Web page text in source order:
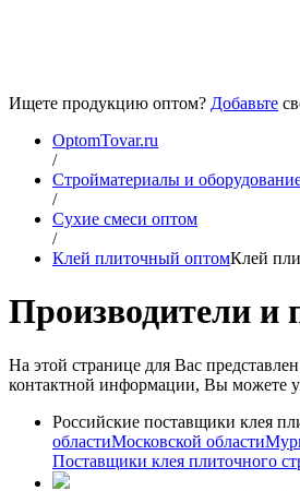
Ищете продукцию оптом? Добавьте
OptomTovar.ru
/
Стройматериалы и
/
Сухие смеси оптом
/
Клей плиточный оптомКлей
Производители и
На этой странице для Вас
контактной информации, Вы можете
Российские поставщики клея
областиМосковской области
Поставщики клея плиточного